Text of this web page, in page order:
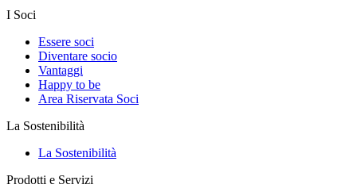
I Soci
Essere soci
Diventare socio
Vantaggi
Happy to be
Area Riservata Soci
La Sostenibilità
La Sostenibilità
Prodotti e Servizi